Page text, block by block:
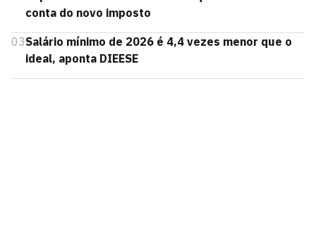
conta do novo imposto
03Salário mínimo de 2026 é 4,4 vezes menor que o
ideal, aponta DIEESE